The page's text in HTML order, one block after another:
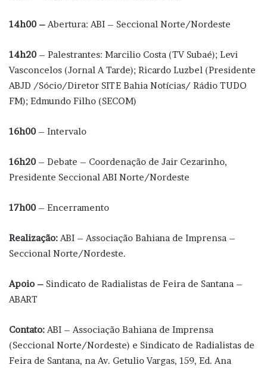
14h00 – Abertura: ABI – Seccional Norte/Nordeste
14h20 – Palestrantes: Marcilio Costa (TV Subaé); Levi
Vasconcelos (Jornal A Tarde); Ricardo Luzbel (Presidente
ABJD /Sócio/Diretor SITE Bahia Notícias/ Rádio TUDO
FM); Edmundo Filho (SECOM)
16h00 – Intervalo
16h20 – Debate – Coordenação de Jair Cezarinho,
Presidente Seccional ABI Norte/Nordeste
17h00 – Encerramento
Realização: ABI – Associação Bahiana de Imprensa –
Seccional Norte/Nordeste.
Apoio – Sindicato de Radialistas de Feira de Santana –
ABART
Contato: ABI – Associação Bahiana de Imprensa
(Seccional Norte/Nordeste) e Sindicato de Radialistas de
Feira de Santana, na Av. Getulio Vargas, 159, Ed. Ana